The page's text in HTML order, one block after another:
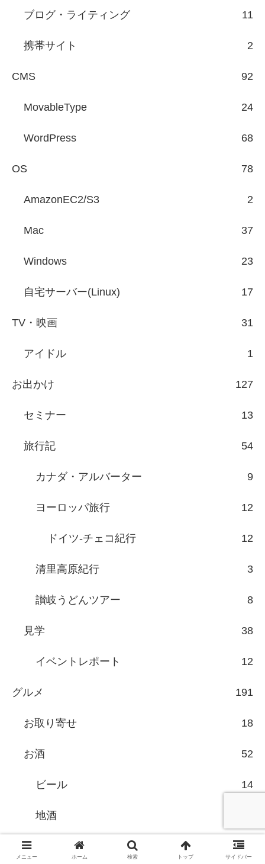
ブログ・ライティング 11
携帯サイト 2
CMS 92
MovableType 24
WordPress 68
OS 78
AmazonEC2/S3 2
Mac 37
Windows 23
自宅サーバー(Linux) 17
TV・映画 31
アイドル 1
お出かけ 127
セミナー 13
旅行記 54
カナダ・アルバーター 9
ヨーロッパ旅行 12
ドイツ-チェコ紀行 12
清里高原紀行 3
讃岐うどんツアー 8
見学 38
イベントレポート 12
グルメ 191
お取り寄せ 18
お酒 52
ビール 14
地酒
スイーツ 13
メニュー ホーム 検索 トップ サイドバー